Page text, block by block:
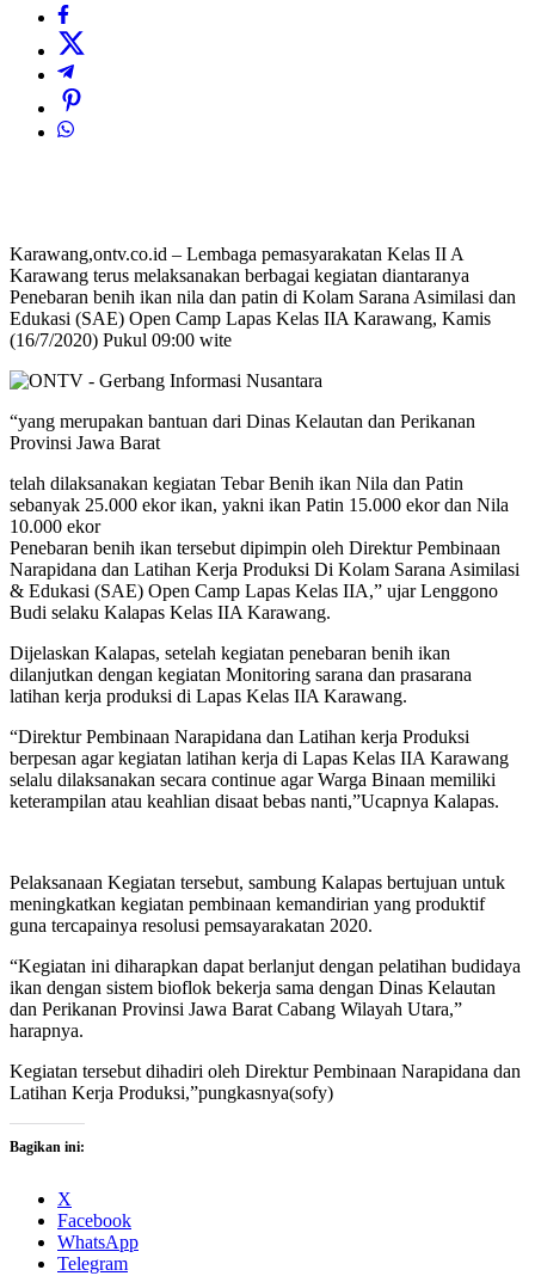
Karawang,ontv.co.id – Lembaga pemasyarakatan Kelas II A
Karawang terus melaksanakan berbagai kegiatan diantaranya
Penebaran benih ikan nila dan patin di Kolam Sarana Asimilasi dan
Edukasi (SAE) Open Camp Lapas Kelas IIA Karawang, Kamis
(16/7/2020) Pukul 09:00 wite
“yang merupakan bantuan dari Dinas Kelautan dan Perikanan
Provinsi Jawa Barat
telah dilaksanakan kegiatan Tebar Benih ikan Nila dan Patin
sebanyak 25.000 ekor ikan, yakni ikan Patin 15.000 ekor dan Nila
10.000 ekor
Penebaran benih ikan tersebut dipimpin oleh Direktur Pembinaan
Narapidana dan Latihan Kerja Produksi Di Kolam Sarana Asimilasi
& Edukasi (SAE) Open Camp Lapas Kelas IIA,” ujar Lenggono
Budi selaku Kalapas Kelas IIA Karawang.
Dijelaskan Kalapas, setelah kegiatan penebaran benih ikan
dilanjutkan dengan kegiatan Monitoring sarana dan prasarana
latihan kerja produksi di Lapas Kelas IIA Karawang.
“Direktur Pembinaan Narapidana dan Latihan kerja Produksi
berpesan agar kegiatan latihan kerja di Lapas Kelas IIA Karawang
selalu dilaksanakan secara continue agar Warga Binaan memiliki
keterampilan atau keahlian disaat bebas nanti,”Ucapnya Kalapas.
Pelaksanaan Kegiatan tersebut, sambung Kalapas bertujuan untuk
meningkatkan kegiatan pembinaan kemandirian yang produktif
guna tercapainya resolusi pemsayarakatan 2020.
“Kegiatan ini diharapkan dapat berlanjut dengan pelatihan budidaya
ikan dengan sistem bioflok bekerja sama dengan Dinas Kelautan
dan Perikanan Provinsi Jawa Barat Cabang Wilayah Utara,”
harapnya.
Kegiatan tersebut dihadiri oleh Direktur Pembinaan Narapidana dan
Latihan Kerja Produksi,”pungkasnya(sofy)
Bagikan ini:
X
Facebook
WhatsApp
Telegram